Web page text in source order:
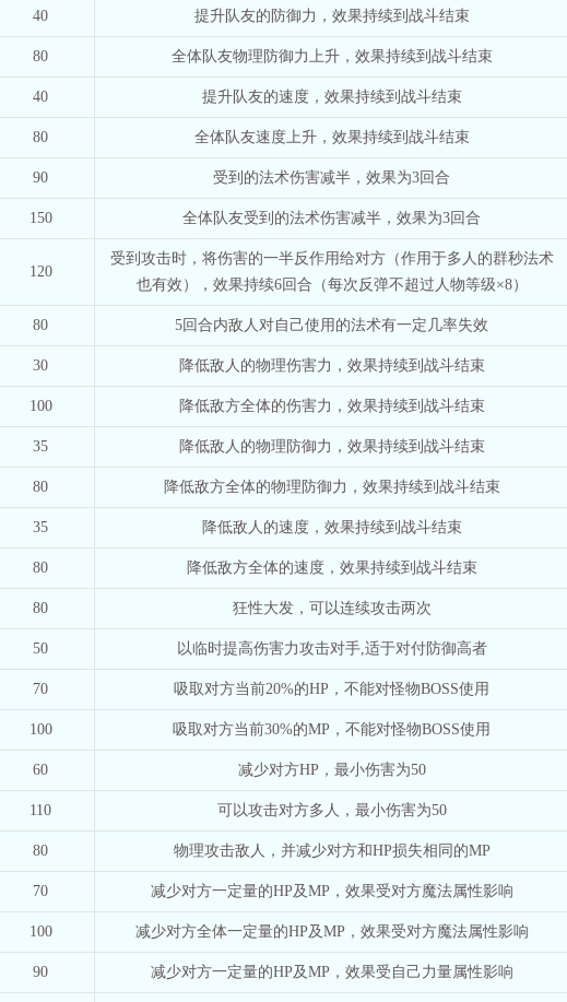
40 提升队友的防御力，效果持续到战斗结束
80 全体队友物理防御力上升，效果持续到战斗结束
40 提升队友的速度，效果持续到战斗结束
80 全体队友速度上升，效果持续到战斗结束
90 受到的法术伤害减半，效果为3回合
150 全体队友受到的法术伤害减半，效果为3回合
120
受到攻击时，将伤害的一半反作用给对方（作用于多人的群秒法术
也有效），效果持续6回合（每次反弹不超过人物等级×8）
80 5回合内敌人对自己使用的法术有一定几率失效
30 降低敌人的物理伤害力，效果持续到战斗结束
100 降低敌方全体的伤害力，效果持续到战斗结束
35 降低敌人的物理防御力，效果持续到战斗结束
80 降低敌方全体的物理防御力，效果持续到战斗结束
35 降低敌人的速度，效果持续到战斗结束
80 降低敌方全体的速度，效果持续到战斗结束
80 狂性大发，可以连续攻击两次
50 以临时提高伤害力攻击对手,适于对付防御高者
70 吸取对方当前20%的HP，不能对怪物BOSS使用
100 吸取对方当前30%的MP，不能对怪物BOSS使用
60 减少对方HP，最小伤害为50
110 可以攻击对方多人，最小伤害为50
80 物理攻击敌人，并减少对方和HP损失相同的MP
70 减少对方一定量的HP及MP，效果受对方魔法属性影响
100 减少对方全体一定量的HP及MP，效果受对方魔法属性影响
90 减少对方一定量的HP及MP，效果受自己力量属性影响